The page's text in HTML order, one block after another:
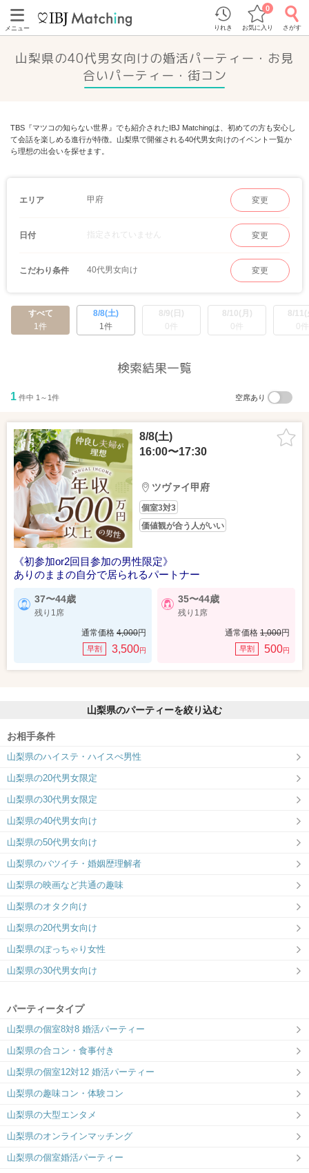
メニュー りれき お気に入り
0
さがす
山梨県の40代男女向けの婚活パーティー・お見
合いパーティー・街コン
TBS『マツコの知らない世界』でも紹介されたIBJ Matchingは、初めての方も安心し
て会話を楽しめる進行が特徴。山梨県で開催される40代男女向けのイベント一覧か
ら理想の出会いを探せます。
エリア 甲府 変更
日付 指定されていません 変更
こだわり条件 40代男女向け 変更
すべて
1件
8/8(土)
1件
8/9(日)
0件
8/10(月)
0件
8/11(
0件
検索結果一覧
1 件中 1～1件 空席あり
8/8(土)
16:00〜17:30
ツヴァイ甲府
個室3対3
価値観が合う人がいい
《初参加or2回目参加の男性限定》
ありのままの自分で居られるパートナー
37〜44歳
残り1席
通常価格 4,000円
早割 3,500円
35〜44歳
残り1席
通常価格 1,000円
早割 500円
山梨県のパーティーを絞り込む
お相手条件
山梨県のハイステ・ハイスぺ男性
山梨県の20代男女限定
山梨県の30代男女限定
山梨県の40代男女向け
山梨県の50代男女向け
山梨県のバツイチ・婚姻歴理解者
山梨県の映画など共通の趣味
山梨県のオタク向け
山梨県の20代男女向け
山梨県のぽっちゃり女性
山梨県の30代男女向け
パーティータイプ
山梨県の個室8対8 婚活パーティー
山梨県の合コン・食事付き
山梨県の個室12対12 婚活パーティー
山梨県の趣味コン・体験コン
山梨県の大型エンタメ
山梨県のオンラインマッチング
山梨県の個室婚活パーティー